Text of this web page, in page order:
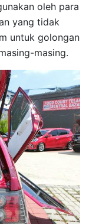
oleh para
yang tidak
untuk golongan
masing.